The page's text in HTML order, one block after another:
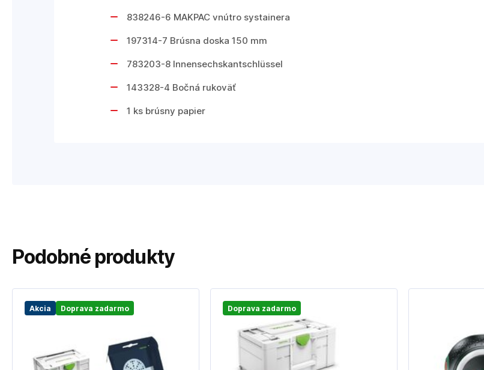
838246-6 MAKPAC vnútro systainera
197314-7 Brúsna doska 150 mm
783203-8 Innensechskantschlüssel
143328-4 Bočná rukoväť
1 ks brúsny papier
Podobné produkty
Akcia Doprava zadarmo Doprava zadarmo